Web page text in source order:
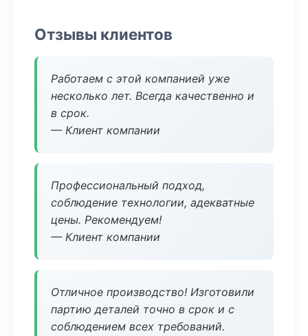
Отзывы клиентов
Работаем с этой компанией уже
несколько лет. Всегда качественно и
в срок.
— Клиент компании
Профессиональный подход,
соблюдение технологии, адекватные
цены. Рекомендуем!
— Клиент компании
Отличное производство! Изготовили
партию деталей точно в срок и с
соблюдением всех требований.